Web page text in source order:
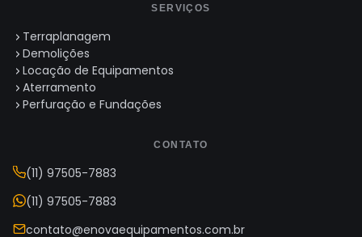
SERVIÇOS
Terraplanagem
Demolições
Locação de Equipamentos
Aterramento
Perfuração e Fundações
CONTATO
(11) 97505-7883
(11) 97505-7883
contato@enovaequipamentos.com.br